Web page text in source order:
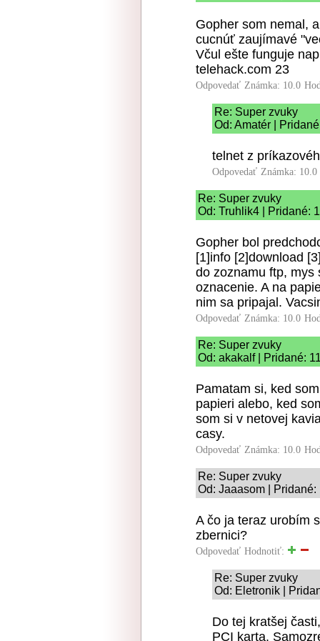
Gopher som nemal,
cucnúť zaujímavé
Včul ešte funguje
telehack.com 23
Odpovedať Známka: 10.0
Re: Super zvuky
Od: Amatér |
telnet z
Odpovedať Známka: 10.0
Re: Super zvuky
Od: Truhlik4 | Pridané:
Gopher bol
[1]info [2]download
do zoznamu ftp, mys
oznacenie. A na
nim sa pripajal.
Odpovedať Známka: 10.0
Re: Super zvuky
Od: akakalf | Pridané:
Pamatam si, ked
papieri alebo, ked
som si v netovej
casy.
Odpovedať Známka: 10.0
Re: Super zvuky
Od: Jaaasom |
A čo ja teraz urobím
zbernici?
Odpovedať Hodnotiť:
Re: Super zvuky
Od: Eletronik |
Do tej kratšej
PCI karta.